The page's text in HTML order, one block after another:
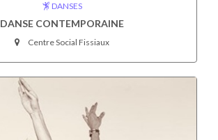
DANSES
DANSE CONTEMPORAINE
Centre Social Fissiaux